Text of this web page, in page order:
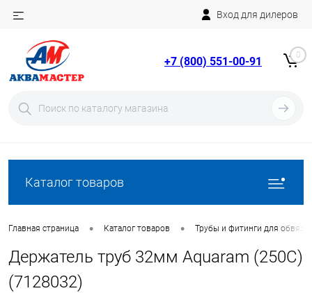
Вход для дилеров
+7 (800) 551-00-91 0
Каталог товаров
Главная страница • Каталог товаров • Трубы и фитинги для
Держатель труб 32мм Aquaram (250C)
(7128032)